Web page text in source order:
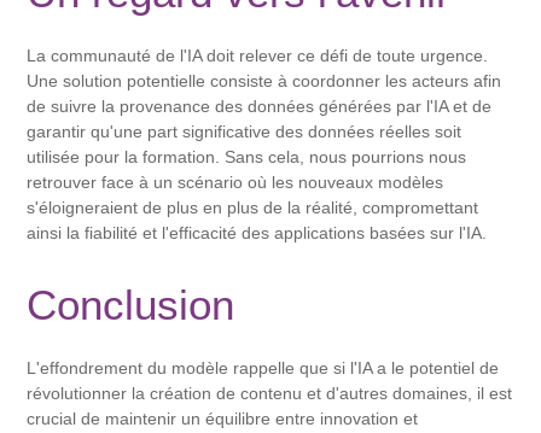
La communauté de l'IA doit relever ce défi de toute urgence.
Une solution potentielle consiste à coordonner les acteurs afin
de suivre la provenance des données générées par l'IA et de
garantir qu'une part significative des données réelles soit
utilisée pour la formation. Sans cela, nous pourrions nous
retrouver face à un scénario où les nouveaux modèles
s'éloigneraient de plus en plus de la réalité, compromettant
ainsi la fiabilité et l'efficacité des applications basées sur l'IA.
Conclusion
L'effondrement du modèle rappelle que si l'IA a le potentiel de
révolutionner la création de contenu et d'autres domaines, il est
crucial de maintenir un équilibre entre innovation et